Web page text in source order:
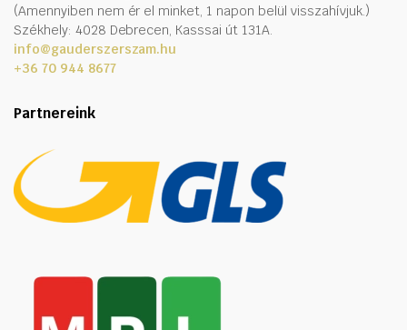
(Amennyiben nem ér el minket, 1 napon belül visszahívjuk.)
Székhely: 4028 Debrecen, Kasssai út 131A.
info@gauderszerszam.hu
+36 70 944 8677
Partnereink